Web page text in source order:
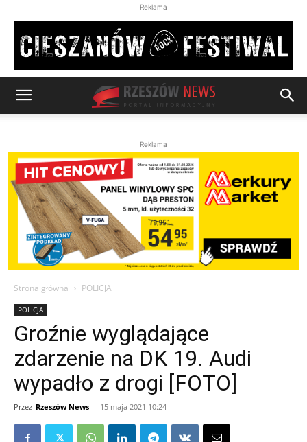
Reklama
Reklama
Strona główna POLICJA
POLICJA
Groźnie wyglądające
zdarzenie na DK 19. Audi
wypadło z drogi [FOTO]
Przez Rzeszów News - 15 maja 2021 10:24